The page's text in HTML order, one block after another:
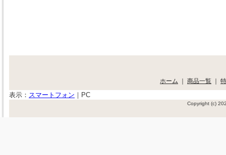
ホーム ｜ 商品一覧 ｜
表示： スマートフォン ｜ PC
Copyright (c)